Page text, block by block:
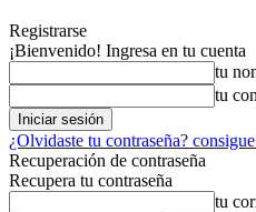
Registrarse
¡Bienvenido! Ingresa en tu cuenta
tu
tu
¿Olvidaste tu contraseña?
Recuperación de contraseña
Recupera tu contraseña
tu